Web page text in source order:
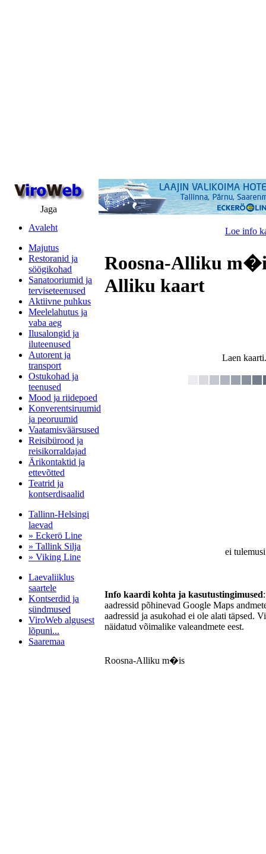
Jaga
Avaleht
Majutus
Restoranid ja
söögikohad
Sanatooriumid ja
terviseteenused
Aktiivne puhkus
Meelelahutus ja
vaba aeg
Ilusalongid ja
iluteenused
Autorent ja
transport
Ostukohad ja
teenused
Mood ja riidepoed
Konverentsiruumid
ja peoruumid
Vaatamisväärsused
Reisibürood ja
reisikorraldajad
Ärikontaktid ja
ettevõtted
Teatrid ja
kontserdisaalid
Tallinn-Helsingi
laevad
» Eckerö Line
» Tallink Silja
» Viking Line
Laevaliiklus
saartele
Kontserdid ja
sündmused
ViroWeb algusest
lõpuni...
Saaremaa
Loe info
Roosna-Alliku
Alliku kaart
Laen
ei
Info kaardi kohta ja kasutustingimused
aadressid põhinevad Google Maps
aadressid ja asukohad ei ole alati täpsed.
näidatud võimalike valeandmete eest.
Roosna-Alliku m�is